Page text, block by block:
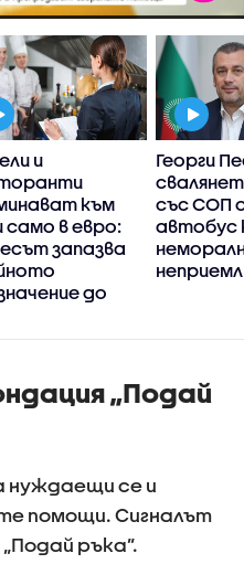
и
към
само в евро:
запазва
до
Георги
със СОП
автобус
„Подай
нуждаещи се и
помощи. Сигналът
ръка”.